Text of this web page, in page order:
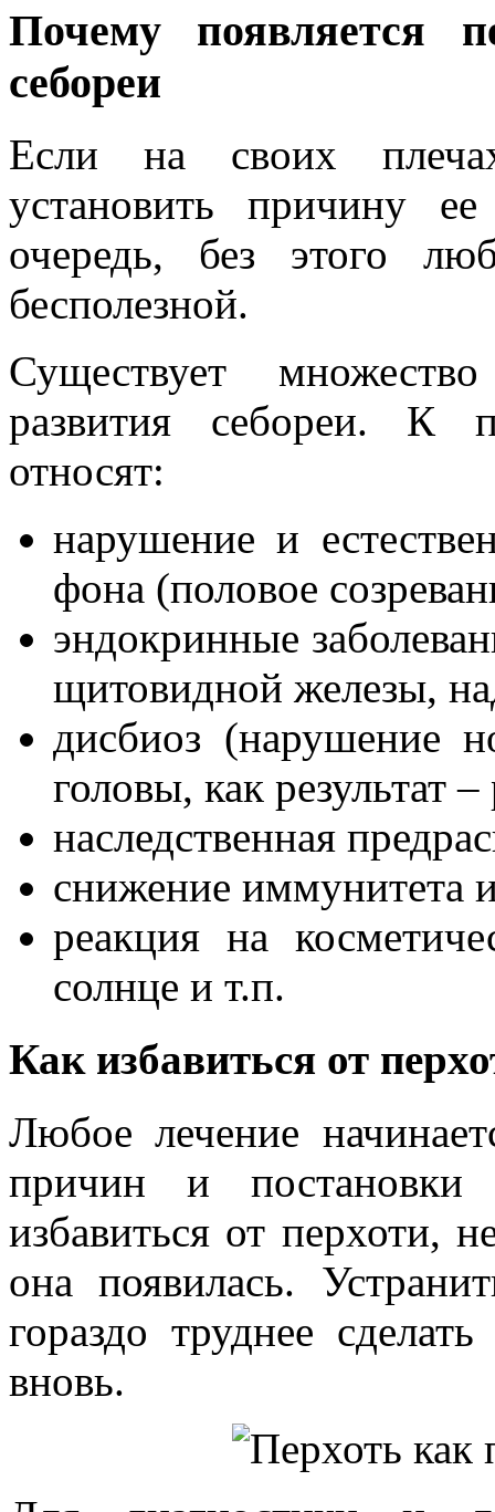
Почему появляется
себореи
Если на своих
установить причину
очередь, без этого
бесполезной.
Существует
развития себореи. К
относят:
нарушение и
фона (половое
эндокринные
щитовидной железы,
дисбиоз (нарушение
головы, как результат
наследственная
снижение иммунитета
реакция на
солнце и т.п.
Как избавиться от
Любое лечение
причин и
избавиться от перхоти,
она появилась.
гораздо труднее
вновь.